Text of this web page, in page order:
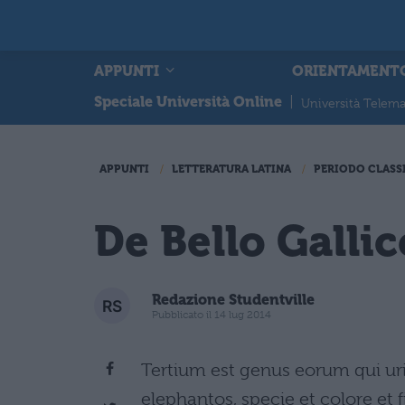
APPUNTI
Speciale Università Online
Università
APPUNTI LETTERATURA LATINA PERIODO
De Bello
Redazione Studentville
Pubblicato il 14 lug 2014
Tertium est genus eorum qui
elephantos, specie et colore et